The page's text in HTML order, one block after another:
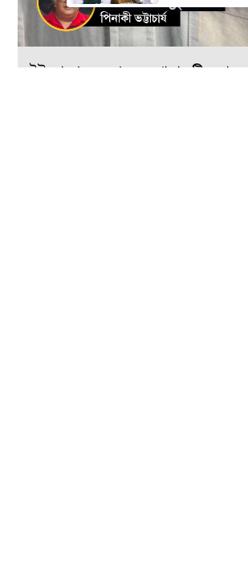
ইউরোপের ক্রেপ-কে গোলারুটির